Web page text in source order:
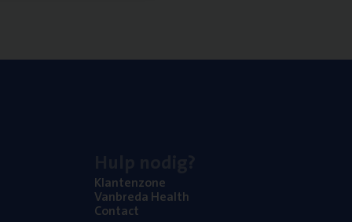
Klan­ten­zo­ne
Van­b­re­da Health
Con­tact